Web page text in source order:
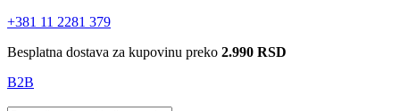
+381 11 2281 379
Besplatna dostava za kupovinu preko 2.990 RSD
B2B